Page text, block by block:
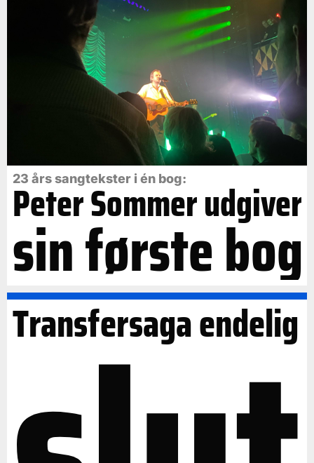
23 års sangtekster i én bog:
Peter Sommer udgiver
sin første bog
Transfersaga endelig